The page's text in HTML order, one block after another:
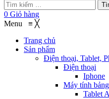
0 Giỏ hàng
Menu ≡ ╳
Trang chủ
Sản phẩm
Điện thoại, Tablet,
Điện thoại
Iphone
Máy tính bảng
Tablet